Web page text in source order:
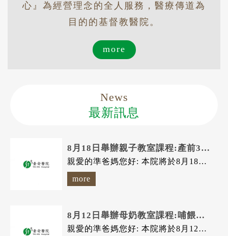
心』為經營理念的全人服務，醫療傳道為
目的的基督教醫院。
more
News
最新訊息
8月18日舉辦親子教室課程:產前30天你應該準備的事
親愛的準爸媽您好: 本院將於8月18日(星期二) 舉辦 親子教室課程...
more
8月12日舉辦母奶教室課程:哺餵母乳的優點+哺乳技巧
親愛的準爸媽您好: 本院將於8月12日(星期三) 舉辦 母奶教室課程...